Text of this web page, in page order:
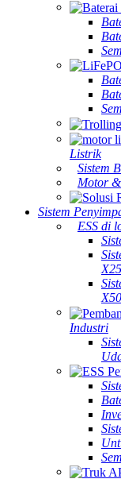
Listrik
Sistem
Motor
Sistem
ESS di
Industri